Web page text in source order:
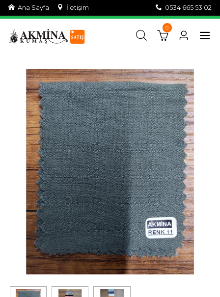
Ana Sayfa İletişim 0534 665 53 02
0